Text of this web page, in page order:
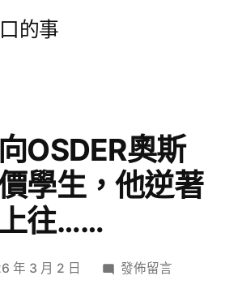
的事
OSDER奧斯
學生，他逆著
往……
年 3 月 2 日
在
發佈留言